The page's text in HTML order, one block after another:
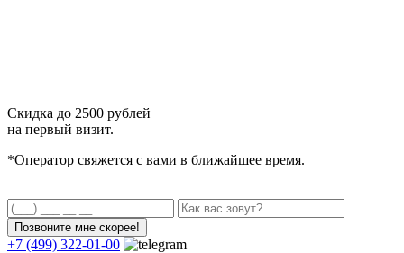
Скидка до 2500 рублей
на первый визит.
*Оператор свяжется с вами в ближайшее время.
+7 (499) 322-01-00